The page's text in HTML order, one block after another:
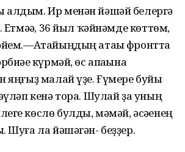
Ир менән йәшәй белергә
Етмәһә, 36 йыл ҡәйнәмде көттөм,
атаһы фронтта
күрмәй, өс апаһына
яңғыҙ малай үҙе. Ғүмере буйы
кенә тора. Шулай ҙа уның
көслө булды, мәмәй, әсәһенең
Шуға ла йәшәгән- беҙҙер.